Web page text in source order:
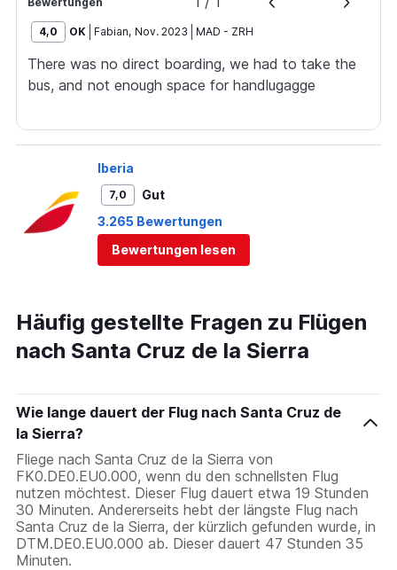
4,0 OK Fabian, Nov. 2023 MAD - ZRH
There was no direct boarding, we had to take the
bus, and not enough space for handlugagge
Iberia
7,0
Gut
3.265 Bewertungen
Bewertungen lesen
Häufig gestellte Fragen zu Flügen
nach Santa Cruz de la Sierra
Wie lange dauert der Flug nach Santa Cruz de
la Sierra?
Fliege nach Santa Cruz de la Sierra von
FK0.DE0.EU0.000, wenn du den schnellsten Flug
nutzen möchtest. Dieser Flug dauert etwa 19 Stunden
30 Minuten. Andererseits hebt der längste Flug nach
Santa Cruz de la Sierra, der kürzlich gefunden wurde, in
DTM.DE0.EU0.000 ab. Dieser dauert 47 Stunden 35
Minuten.